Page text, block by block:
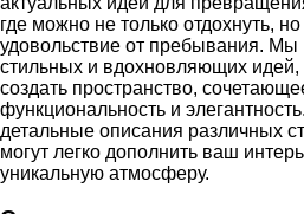
где можно не только отдохнуть,
удовольствие от пребывания.
стильных и вдохновляющих идей,
создать пространство,
функциональность и
детальные описания различных
могут легко дополнить ваш
уникальную атмосферу.